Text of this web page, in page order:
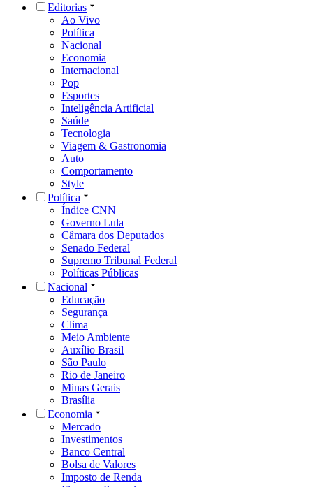
Editorias
Ao Vivo
Política
Nacional
Economia
Internacional
Pop
Esportes
Inteligência Artificial
Saúde
Tecnologia
Viagem & Gastronomia
Auto
Comportamento
Style
Política
Índice CNN
Governo Lula
Câmara dos Deputados
Senado Federal
Supremo Tribunal Federal
Políticas Públicas
Nacional
Educação
Segurança
Clima
Meio Ambiente
Auxílio Brasil
São Paulo
Rio de Janeiro
Minas Gerais
Brasília
Economia
Mercado
Investimentos
Banco Central
Bolsa de Valores
Imposto de Renda